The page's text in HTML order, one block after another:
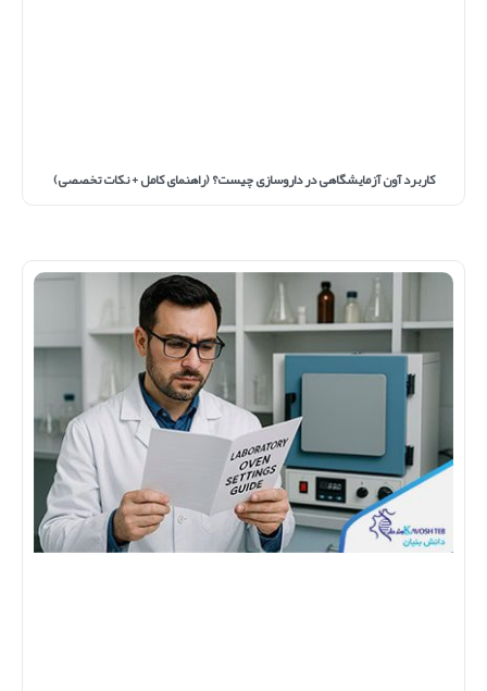
کاربرد آون آزمایشگاهی در داروسازی چیست؟ (راهنمای کامل + نکات تخصصی)